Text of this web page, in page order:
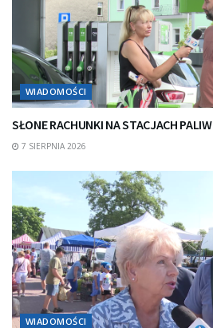
WIADOMOŚCI
SŁONE RACHUNKI NA STACJACH PALIW
7 SIERPNIA 2026
WIADOMOŚCI